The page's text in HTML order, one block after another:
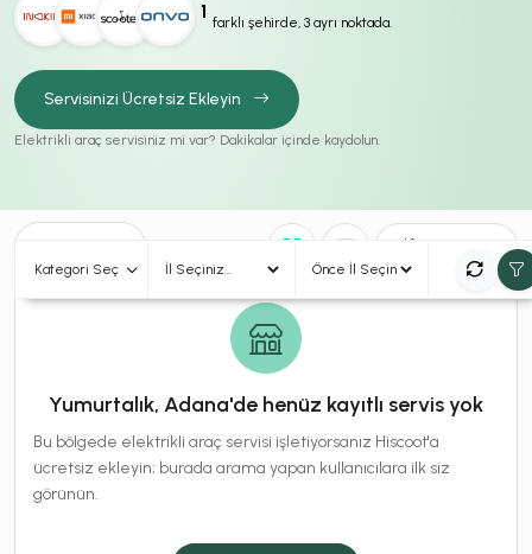
1 farklı şehirde, 3 ayrı noktada.
Servisinizi Ücretsiz Ekleyin
Elektrikli araç servisiniz mi var? Dakikalar içinde kaydolun.
Kategori Seç
Yumurtalık, Adana'de henüz kayıtlı servis yok
Bu bölgede elektrikli araç servisi işletiyorsanız Hiscoot'a
ücretsiz ekleyin; burada arama yapan kullanıcılara ilk siz
görünün.